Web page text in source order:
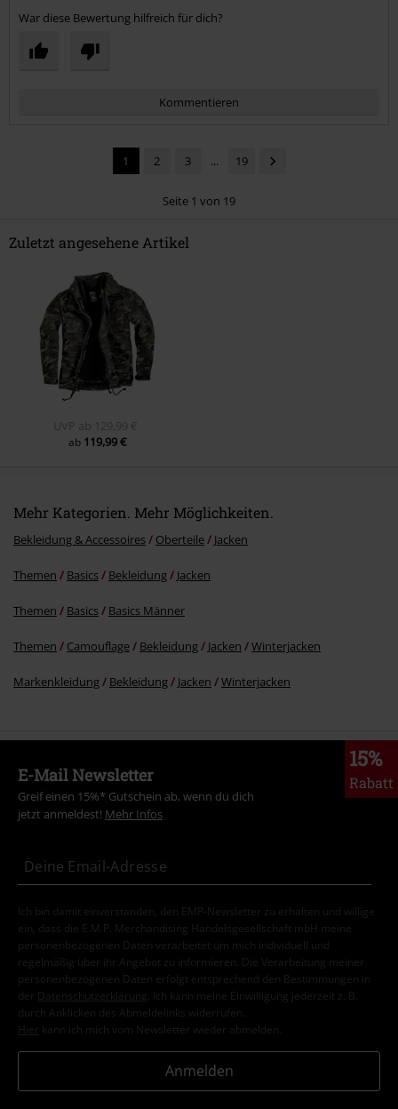
War diese Bewertung hilfreich für dich?
Kommentieren
Kommentar jetzt abschicken!
1 2 3 ... 19
Seite 1 von 19
Zuletzt angesehene Artikel
UVP ab 129,99 €
ab 119,99 €
Mehr Kategorien. Mehr Möglichkeiten.
Bekleidung & Accessoires Oberteile Jacken
Themen Basics Bekleidung Jacken
Themen Basics Basics Männer
Themen Camouflage Bekleidung Jacken Winterjacken
Markenkleidung Bekleidung Jacken Winterjacken
15%
Rabatt
E-Mail Newsletter
Greif einen 15%* Gutschein ab, wenn du dich
jetzt anmeldest! Mehr Infos
Ich bin damit einverstanden, den EMP-Newsletter zu erhalten und willige
ein, dass die E.M.P. Merchandising Handelsgesellschaft mbH meine
personenbezogenen Daten verarbeitet um mich individuell und
regelmäßig über ihr Angebot zu informieren. Die Verarbeitung meiner
personenbezogenen Daten erfolgt entsprechend den Bestimmungen in
der
Datenschutzerklärung
. Ich kann meine Einwilligung jederzeit z. B.
durch Anklicken des Abmeldelinks widerrufen.
Hier kann ich mich vom Newsletter wieder abmelden.
Anmelden